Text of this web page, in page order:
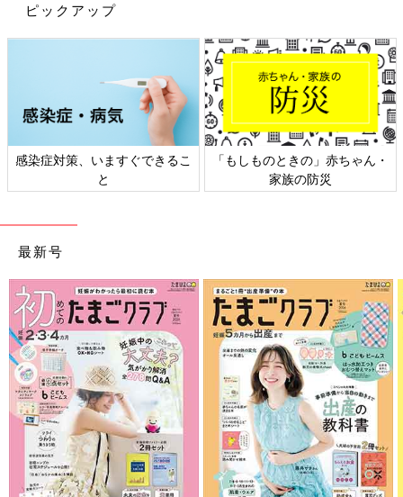
新型コロナウイルスの感染対策のイメージから、「アルコール消
胃腸炎のウイルスにはアルコール消毒が効果がないものも多いと
か。また、原因となるウイルスによって流行時期が異なるので
「冬に流行する」というイメージも正しくとは言えず、一年中注
意が必要だそう。改めて親子で手洗い習慣を見直しましょう。
●記事の内容は記事執筆当時の情報であり、現在と異なる場合が
あります。
ピックアップ
感染症対策、いますぐできるこ
と
「もしものときの」赤ちゃん・
家族の防災
最新号